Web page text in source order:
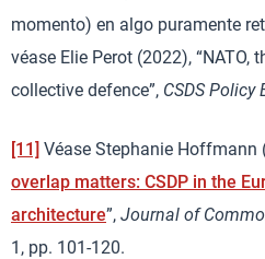
momento) en algo puramente
véase Elie Perot (2022), “NATO,
collective defence”, CSDS Policy
[11] Véase Stephanie Hoffmann
overlap matters: CSDP in the
architecture”, Journal of
1, pp. 101-120.